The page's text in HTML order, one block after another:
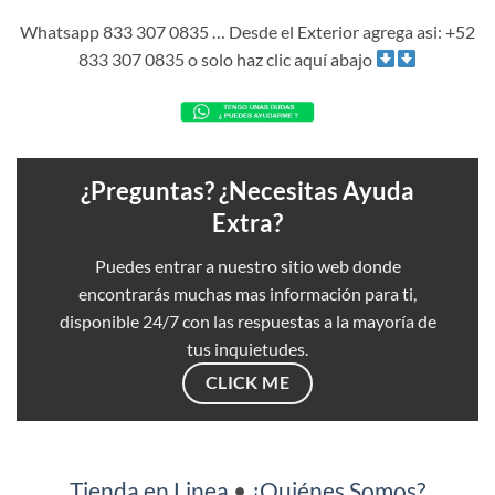
Whatsapp 833 307 0835 … Desde el Exterior agrega asi: +52
833 307 0835 o solo haz clic aquí abajo
¿Preguntas? ¿Necesitas Ayuda
Extra?
Puedes entrar a nuestro sitio web donde
encontrarás muchas mas información para ti,
disponible 24/7 con las respuestas a la mayoría de
tus inquietudes.
CLICK ME